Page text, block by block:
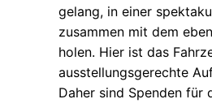
gelang, in einer
zusammen mit dem
holen. Hier ist das
ausstellungsgerechte
Daher sind Spenden für